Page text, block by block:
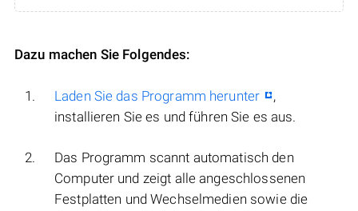
Dazu machen Sie Folgendes:
Laden Sie das Programm herunter
,
installieren Sie es und führen Sie es aus.
Das Programm scannt automatisch den
Computer und zeigt alle angeschlossenen
Festplatten und Wechselmedien sowie die